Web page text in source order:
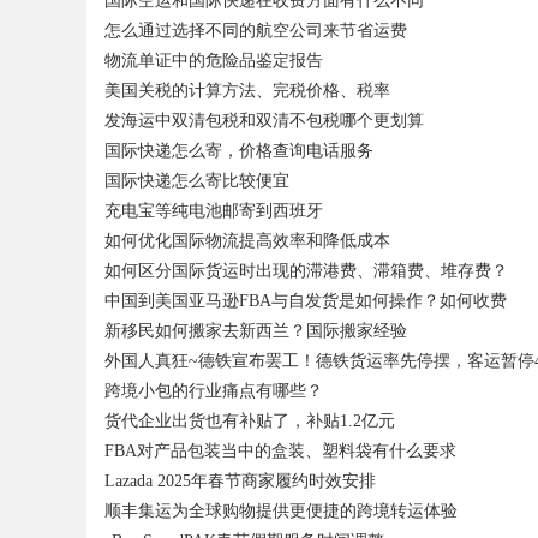
怎么通过选择不同的航空公司来节省运费
物流单证中的危险品鉴定报告
美国关税的计算方法、完税价格、税率
发海运中双清包税和双清不包税哪个更划算
国际快递怎么寄，价格查询电话服务
国际快递怎么寄比较便宜
充电宝等纯电池邮寄到西班牙
如何优化国际物流提高效率和降低成本
如何区分国际货运时出现的滞港费、滞箱费、堆存费？
中国到美国亚马逊FBA与自发货是如何操作？如何收费
新移民如何搬家去新西兰？国际搬家经验
外国人真狂~德铁宣布罢工！德铁货运率先停摆，客运暂停
跨境小包的行业痛点有哪些？
货代企业出货也有补贴了，补贴1.2亿元
FBA对产品包装当中的盒装、塑料袋有什么要求
Lazada 2025年春节商家履约时效安排
顺丰集运为全球购物提供更便捷的跨境转运体验